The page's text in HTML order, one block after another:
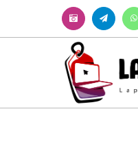
WhatsApp
Telegram
Instagram